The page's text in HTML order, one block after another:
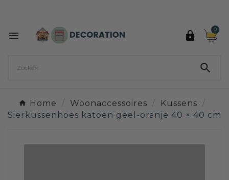
 
0

Home Woonaccessoires
Kussens
Sierkussenhoes katoen geel-oranje 40 × 40 cm